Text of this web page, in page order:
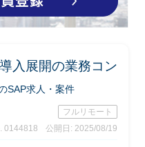
入展開の業務コン
SAP求人・案件
フルリモート
0144818
公開日: 2025/08/19